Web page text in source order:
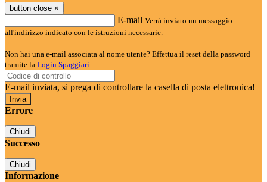
button close ×
E-mail Verrà inviato un messaggio
all'indirizzo indicato con le istruzioni necessarie.
Non hai una e-mail associata al nome utente? Effettua il reset della password
tramite la Login Spaggiari
E-mail inviata, si prega di controllare la casella di posta elettronica!
Errore
Chiudi
Successo
Chiudi
Informazione